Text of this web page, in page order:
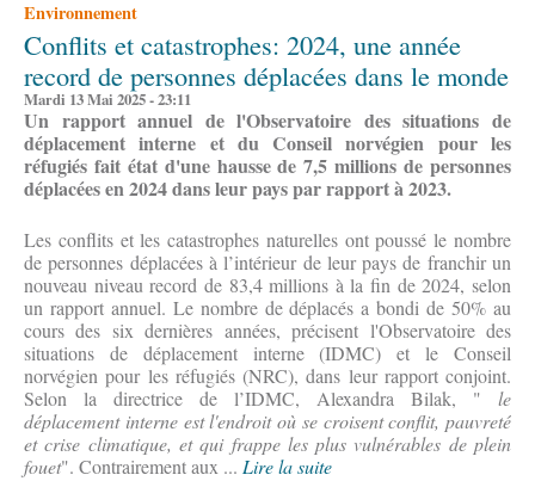
Environnement
Conflits et catastrophes: 2024, une année
record de personnes déplacées dans le monde
Mardi 13 Mai 2025 - 23:11
Un rapport annuel de l'Observatoire des situations de
déplacement interne et du Conseil norvégien pour les
réfugiés fait état d'une hausse de 7,5 millions de personnes
déplacées en 2024 dans leur pays par rapport à 2023.
Les conflits et les catastrophes naturelles ont poussé le nombre
de personnes déplacées à l’intérieur de leur pays de franchir un
nouveau niveau record de 83,4 millions à la fin de 2024, selon
un rapport annuel. Le nombre de déplacés a bondi de 50% au
cours des six dernières années, précisent l'Observatoire des
situations de déplacement interne (IDMC) et le Conseil
norvégien pour les réfugiés (NRC), dans leur rapport conjoint.
Selon la directrice de l’IDMC, Alexandra Bilak, " le
déplacement interne est l'endroit où se croisent conflit, pauvreté
et crise climatique, et qui frappe les plus vulnérables de plein
fouet". Contrairement aux ... Lire la suite